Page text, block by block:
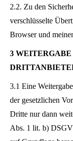
2.2. Zu den
verschlüsselte
Browser und
3
3.1 Eine
der gesetzlichen
Dritte nur dann
Abs. 1 lit. b)